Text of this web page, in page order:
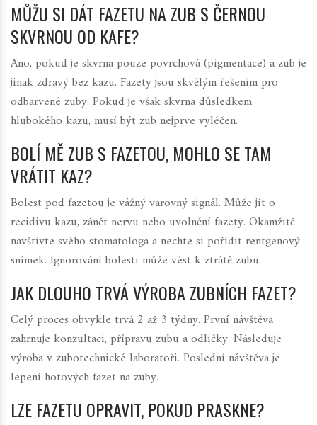
MŮŽU SI DÁT FAZETU NA ZUB S ČERNOU
SKVRNOU OD KAFE?
Ano, pokud je skvrna pouze povrchová (pigmentace) a zub je
jinak zdravý bez kazu. Fazety jsou skvělým řešením pro
odbarvené zuby. Pokud je však skvrna důsledkem
hlubokého kazu, musí být zub nejprve vyléčen.
BOLÍ MĚ ZUB S FAZETOU, MOHLO SE TAM
VRÁTIT KAZ?
Bolest pod fazetou je vážný varovný signál. Může jít o
recidivu kazu, zánět nervu nebo uvolnění fazety. Okamžitě
navštivte svého stomatologa a nechte si pořídit rentgenový
snímek. Ignorování bolesti může vést k ztrátě zubu.
JAK DLOUHO TRVÁ VÝROBA ZUBNÍCH FAZET?
Celý proces obvykle trvá 2 až 3 týdny. První návštěva
zahrnuje konzultaci, přípravu zubu a odličky. Následuje
výroba v zubotechnické laboratoři. Poslední návštěva je
lepení hotových fazet na zuby.
LZE FAZETU OPRAVIT, POKUD PRASKNE?